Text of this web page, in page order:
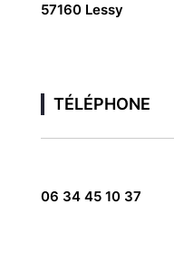
57160 Lessy
TÉLÉPHONE
06 34 45 10 37